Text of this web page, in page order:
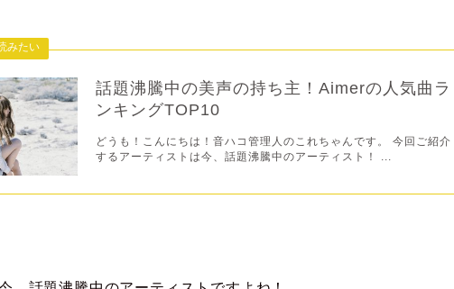
話題沸騰中の美声の持ち主！Aimerの人気曲ラ
ンキングTOP10
どうも！こんにちは！音ハコ管理人のこれちゃんです。 今回ご紹介
するアーティストは今、話題沸騰中のアーティスト！ ...